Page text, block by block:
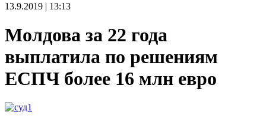
13.9.2019 | 13:13
Молдова за 22 года
выплатила по решениям
ЕСПЧ более 16 млн евро